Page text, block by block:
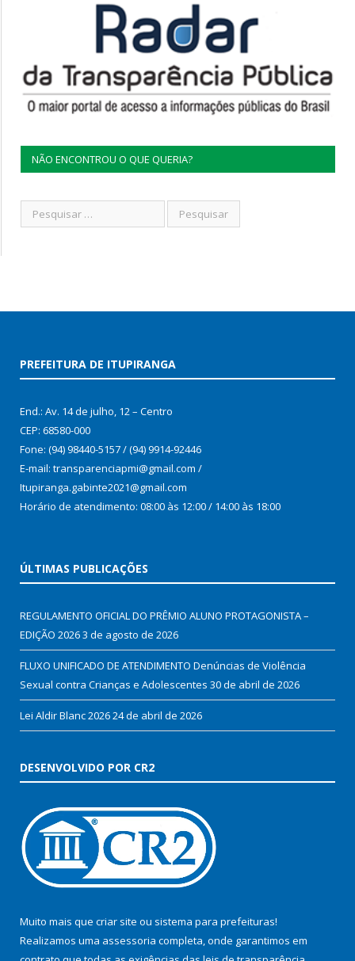
NÃO ENCONTROU O QUE QUERIA?
PREFEITURA DE ITUPIRANGA
End.: Av. 14 de julho, 12 – Centro
CEP: 68580-000
Fone: (94) 98440-5157 / (94) 9914-92446
E-mail: transparenciapmi@gmail.com /
Itupiranga.gabinte2021@gmail.com
Horário de atendimento: 08:00 às 12:00 / 14:00 às 18:00
ÚLTIMAS PUBLICAÇÕES
REGULAMENTO OFICIAL DO PRÊMIO ALUNO PROTAGONISTA –
EDIÇÃO 20263 de agosto de 2026
FLUXO UNIFICADO DE ATENDIMENTO Denúncias de Violência
Sexual contra Crianças e Adolescentes 30 de abril de 2026
Lei Aldir Blanc 202624 de abril de 2026
DESENVOLVIDO POR CR2
Muito mais que criar site ou sistema para prefeituras!
Realizamos uma assessoria completa, onde garantimos em